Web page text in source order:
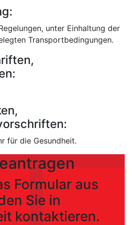
unter Einhaltung der
Transportbedingungen.
für die Gesundheit.
Formular aus
Sie in
kontaktieren.